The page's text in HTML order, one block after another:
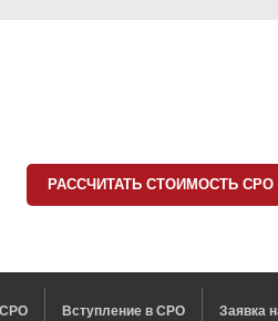
РАССЧИТАТЬ СТОИМОСТЬ СРО
СРО Вступление в СРО Заявка